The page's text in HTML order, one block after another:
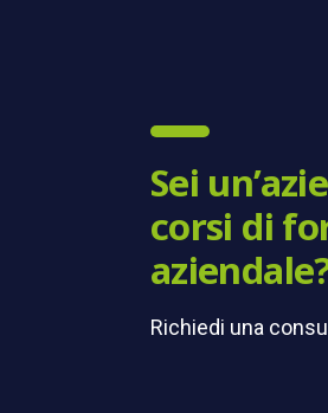
Sei
corsi di
Richiedi una